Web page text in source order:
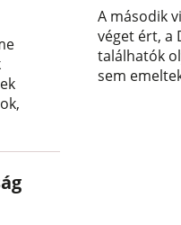
A második
véget ért, a
találhatók
sem